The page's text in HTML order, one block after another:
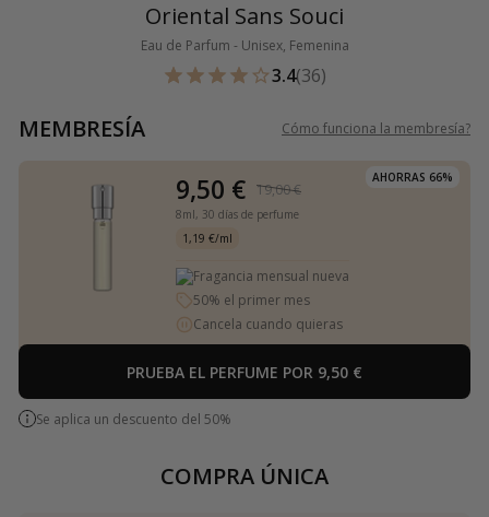
Oriental Sans Souci
Eau de Parfum - Unisex, Femenina
3.4(36)
MEMBRESÍA Cómo funciona la membresía?
AHORRAS 66%
9,50 € 19,00 €
8ml, 30 días de perfume
1,19 €/ml
Fragancia mensual nueva
50% el primer mes
Cancela cuando quieras
PRUEBA EL PERFUME POR 9,50 €
Se aplica un descuento del 50%
COMPRA ÚNICA